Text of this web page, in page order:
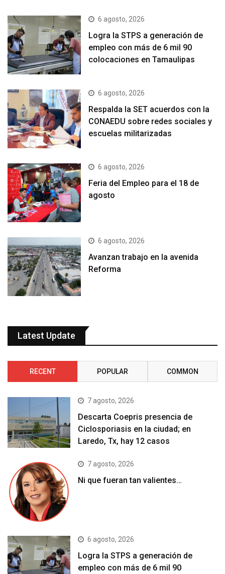
6 agosto, 2026
Logra la STPS a generación de
empleo con más de 6 mil 90
colocaciones en Tamaulipas
6 agosto, 2026
Respalda la SET acuerdos con la
CONAEDU sobre redes sociales y
escuelas militarizadas
6 agosto, 2026
Feria del Empleo para el 18 de
agosto
6 agosto, 2026
Avanzan trabajo en la avenida
Reforma
Latest Update
RECENT POPULAR COMMON
7 agosto, 2026
Descarta Coepris presencia de
Ciclosporiasis en la ciudad; en
Laredo, Tx, hay 12 casos
7 agosto, 2026
Ni que fueran tan valientes…
6 agosto, 2026
Logra la STPS a generación de
empleo con más de 6 mil 90